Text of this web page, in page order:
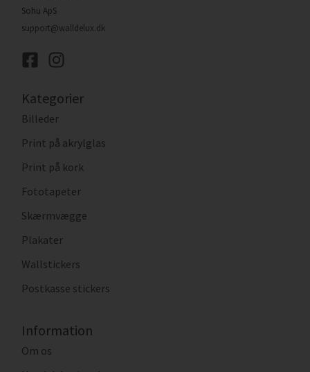
Sohu ApS
support@walldelux.dk
Kategorier
Billeder
Print på akrylglas
Print på kork
Fototapeter
Skærmvægge
Plakater
Wallstickers
Postkasse stickers
Information
Om os